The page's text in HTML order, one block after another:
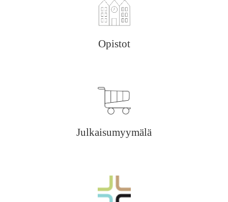
Opistot
Julkaisumyymälä